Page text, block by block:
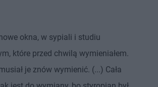
okna, w sypiali i studiu
które przed chwilą wymieniałem.
je znów wymienić. (...) Cała